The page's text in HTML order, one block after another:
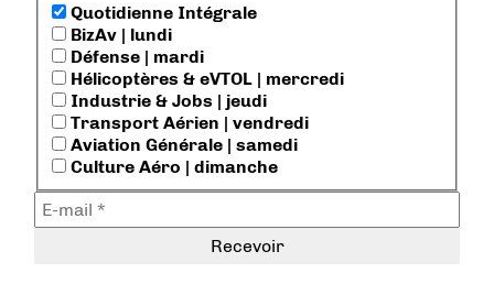
Quotidienne Intégrale
BizAv | lundi
Défense | mardi
Hélicoptères & eVTOL | mercredi
Industrie & Jobs | jeudi
Transport Aérien | vendredi
Aviation Générale | samedi
Culture Aéro | dimanche